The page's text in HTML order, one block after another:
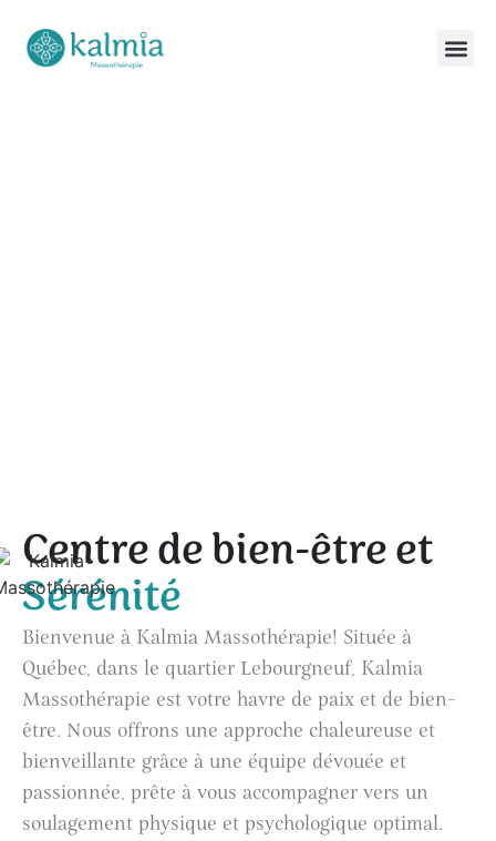
Centre de bien-être et
Sérénité
Bienvenue à Kalmia Massothérapie! Située à
Québec, dans le quartier Lebourgneuf, Kalmia
Massothérapie est votre havre de paix et de bien-
être. Nous offrons une approche chaleureuse et
bienveillante grâce à une équipe dévouée et
passionnée, prête à vous accompagner vers un
soulagement physique et psychologique optimal.